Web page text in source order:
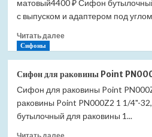
PN000Z2W
белый
(Лучшая
матовый4400 ₽ Сифон
с выпуском и адаптером под
Читать далееПрочитать
для
раковины
Point
PN000Z2BM
Сифоны
Сифон для раковины Point
Сифон для раковины Point
раковины Point PN000Z2 1 1/4"-
бутылочный для раковины 1...
Прочитать